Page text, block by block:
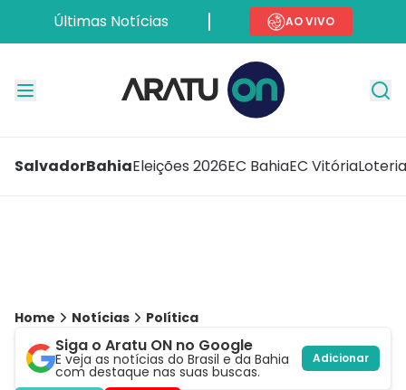
Últimas Notícias AO VIVO
SalvadorBahiaEleições 2026EC BahiaEC Vitória
Home Notícias Política
Siga o Aratu ON no Google
E veja as notícias do Brasil e da Bahia
com destaque nas suas buscas.
Adicionar